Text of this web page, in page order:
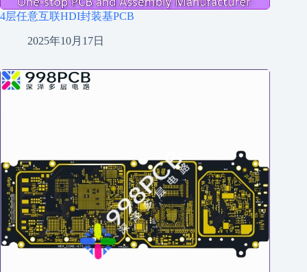
4层任意互联HDI封装基PCB
2025年10月17日